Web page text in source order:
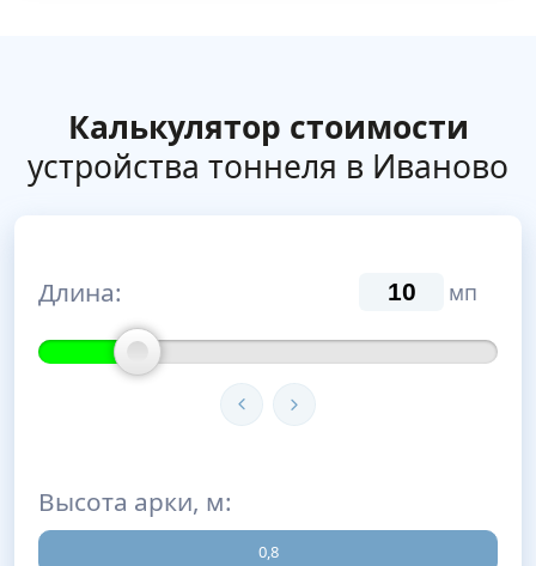
Калькулятор стоимости
устройства тоннеля в Иваново
Длина: мп
Высота арки, м:
0,8